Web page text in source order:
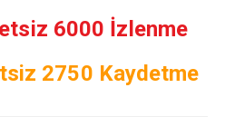
6000 İzlenme
2750 Kaydetme